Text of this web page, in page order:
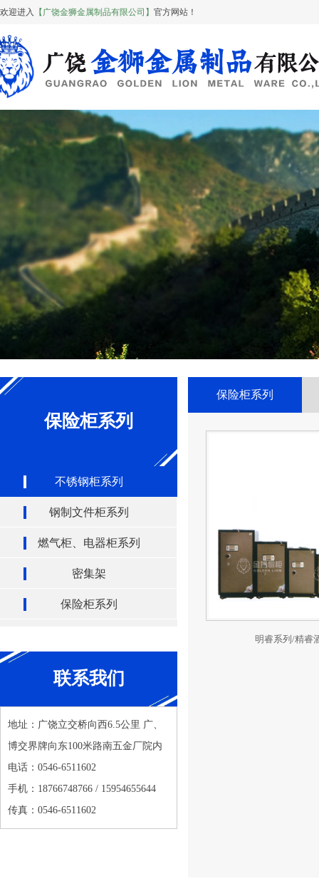
欢迎进入 【广饶金狮金属制品有限公司】 官方网站！
保险柜系列
不锈钢柜系列
钢制文件柜系列
燃气柜、电器柜系列
密集架
保险柜系列
联系我们
地址：广饶立交桥向西6.5公里 广、
博交界牌向东100米路南五金厂院内
电话：0546-6511602
手机：18766748766 / 15954655644
传真：0546-6511602
保险柜系列
明睿系列/精睿